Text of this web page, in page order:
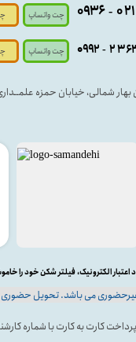
بهار شمالی، خیابان حمزه
-۰۹۳۶
می باشد. تحویل حضوری
اعتبار الکترونیک، فیلتر شکن خود را
۲۳ - ۰۹۹۲ چت واتساپ
چت واتساپ